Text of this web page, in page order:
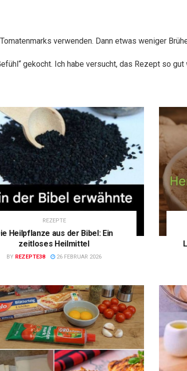
verwenden. Dann etwas weniger
gekocht. Ich habe versucht, das Rezept so
REZEPTE
Heilpflanze aus der Bibel: Ein
zeitloses Heilmittel
BY REZEPTE38 26 FEBRUAR 2026